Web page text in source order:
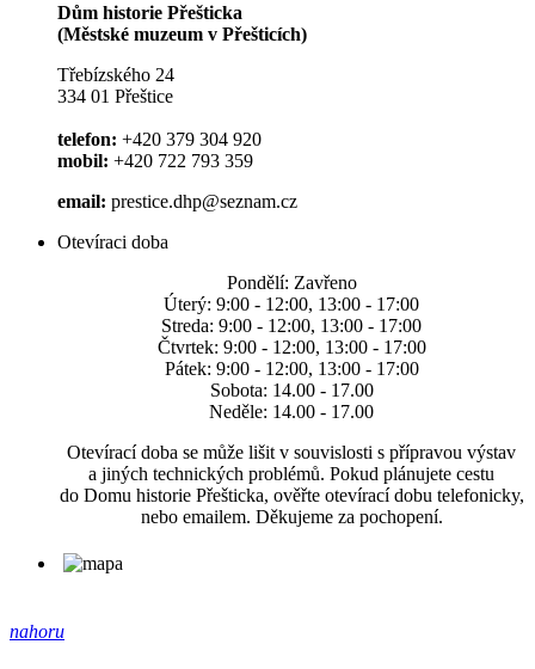
Dům historie Přešticka
(Městské muzeum v Přešticích)
Třebízského 24
334 01 Přeštice
telefon: +420 379 304 920
mobil: +420 722 793 359
email: prestice.dhp@seznam.cz
Otevíraci doba
Pondělí: Zavřeno
Úterý: 9:00 - 12:00, 13:00 - 17:00
Streda: 9:00 - 12:00, 13:00 - 17:00
Čtvrtek: 9:00 - 12:00, 13:00 - 17:00
Pátek: 9:00 - 12:00, 13:00 - 17:00
Sobota: 14.00 - 17.00
Neděle: 14.00 - 17.00
Otevírací doba se může lišit v souvislosti s přípravou výstav
a jiných technických problémů. Pokud plánujete cestu
do Domu historie Přešticka, ověřte otevírací dobu telefonicky,
nebo emailem. Děkujeme za pochopení.
nahoru